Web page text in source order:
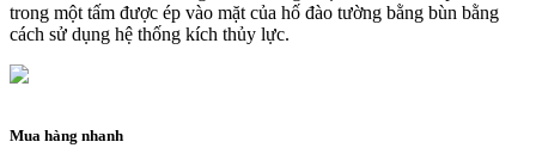
trong một tấm được ép vào mặt của hố đào tường bằng bùn bằng
cách sử dụng hệ thống kích thủy lực.
Mua hàng nhanh